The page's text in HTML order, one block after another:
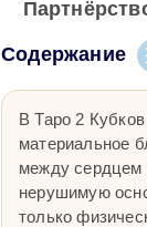
Содержание
В Таро 2
материальное
между сердцем
нерушимую
только